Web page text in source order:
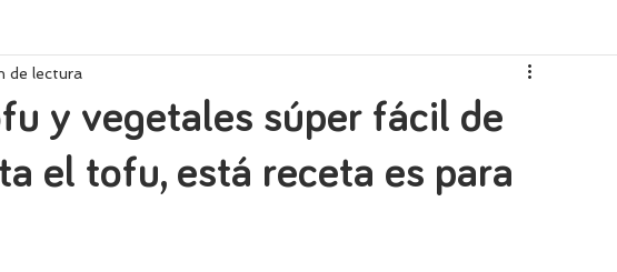
y vegetales súper fácil de
el tofu, está receta es para
de lectura